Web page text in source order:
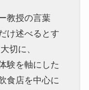
教授の言葉
け述べるとす
切に、
験を軸にした
食店を中心に